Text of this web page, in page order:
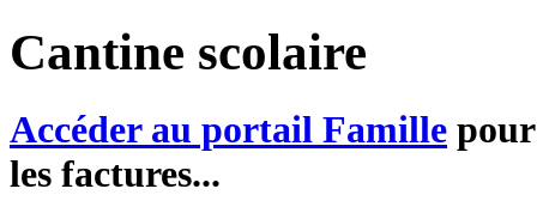
Cantine scolaire
Accéder au portail Famille
les factures...